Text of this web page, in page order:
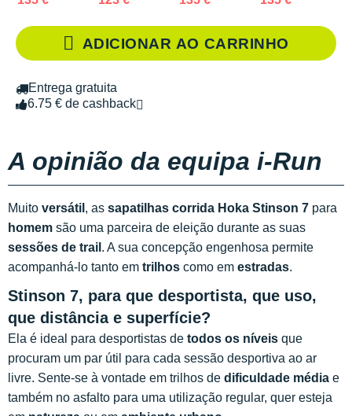
ADICIONAR AO CARRINHO
Entrega gratuita
6.75 € de cashback
A opinião da equipa i-Run
Muito versátil , as sapatilhas corrida Hoka Stinson 7 para
homem são uma parceira de eleição durante as suas
sessões de trail . A sua concepção engenhosa permite
acompanhá-lo tanto em trilhos como em estradas.
Stinson 7, para que desportista, que uso,
que distância e superfície?
Ela é ideal para desportistas de todos os níveis que
procuram um par útil para cada sessão desportiva ao ar
livre. Sente-se à vontade em trilhos de dificuldade média e
também no asfalto para uma utilização regular, quer esteja